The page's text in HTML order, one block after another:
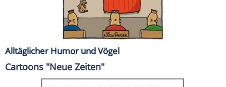
Alltäglicher Humor und Vögel
Cartoons "Neue Zeiten"